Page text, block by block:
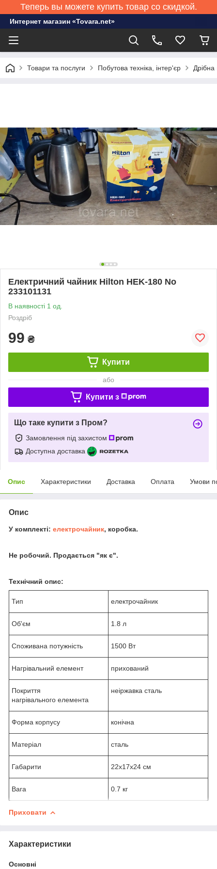
Теперь вы можете купить товар со скидкой.
Интернет магазин «Tovara.net»
Товари та послуги Побутова техніка, інтер'єр Дрібна
Електричний чайник Hilton HEK-180 No
233101131
В наявності 1 од.
Роздріб
99 ₴
Купити
або
Купити з
Що таке купити з Пром?
Замовлення під захистом
Доступна доставка
Опис Характеристики Доставка Оплата Умови
Опис
У комплекті: електрочайник, коробка.
Не робочий. Продається "як є".
Технічний опис:
Тип електрочайник
Об'єм 1.8 л
Споживана потужність 1500 Вт
Нагрівальний елемент прихований
Покриття
нагрівального елемента
неіржавка сталь
Форма корпусу конічна
Матеріал сталь
Габарити 22x17x24 см
Вага 0.7 кг
Приховати
Характеристики
Основні